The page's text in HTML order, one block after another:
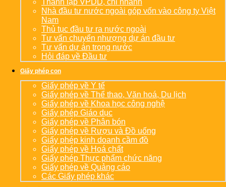
Thành lập VPDD, chi nhánh
Nhà đầu tư nước ngoài góp vốn vào công ty Việt
Nam
Thủ tục đầu tư ra nước ngoài
Tư vấn chuyển nhượng dự án đầu tư
Tư vấn dự án trong nước
Hỏi đáp về Đầu tư
Giấy phép con
Giấy phép về Y tế
Giấy phép về Thể thao, Văn hoá, Du lịch
Giấy phép về Khoa học công nghệ
Giấy phép Giáo dục
Giấy phép về Phân bón
Giấy phép về Rượu và Đồ uống
Giấy phép kinh doanh cầm đồ
Giấy phép về Hoá chất
Giấy phép Thực phẩm chức năng
Giấy phép về Quảng cáo
Các Giấy phép khác